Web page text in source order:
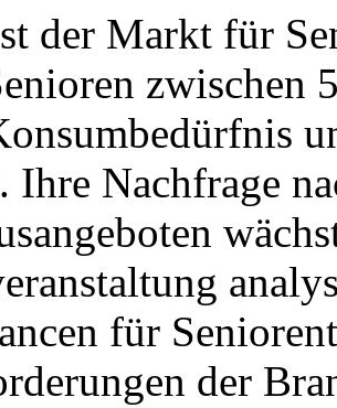
der Markt für
zwischen
Ihre Nachfrage
für
der